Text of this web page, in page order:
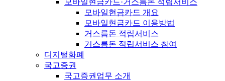
모바일현금카드·거스름돈 적립서비스
모바일현금카드 개요
모바일현금카드 이용방법
거스름돈 적립서비스
거스름돈 적립서비스 참여
디지털화폐
국고증권
국고증권업무 소개